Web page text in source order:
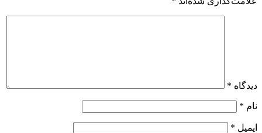
دیدگاه *
نام *
ایمیل *